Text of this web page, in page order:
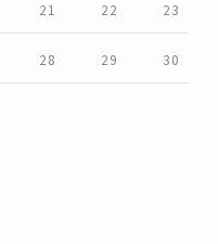
21 22 23
28 29 30